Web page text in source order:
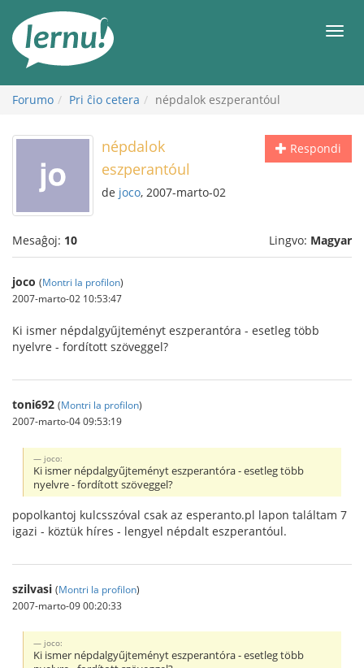
enhavo
Forumo Pri ĉio cetera népdalok eszperantóul
Respondi
népdalok
eszperantóul
de joco, 2007-marto-02
Mesaĝoj: 10 Lingvo: Magyar
joco (Montri la profilon)
2007-marto-02 10:53:47
Ki ismer népdalgyűjteményt eszperantóra - esetleg több
nyelvre - fordított szöveggel?
toni692 (Montri la profilon)
2007-marto-04 09:53:19
joco:
Ki ismer népdalgyűjteményt eszperantóra - esetleg több
nyelvre - fordított szöveggel?
popolkantoj kulcsszóval csak az esperanto.pl lapon találtam 7
igazi - köztük híres - lengyel népdalt eszperantóul.
szilvasi (Montri la profilon)
2007-marto-09 00:20:33
joco:
Ki ismer népdalgyűjteményt eszperantóra - esetleg több